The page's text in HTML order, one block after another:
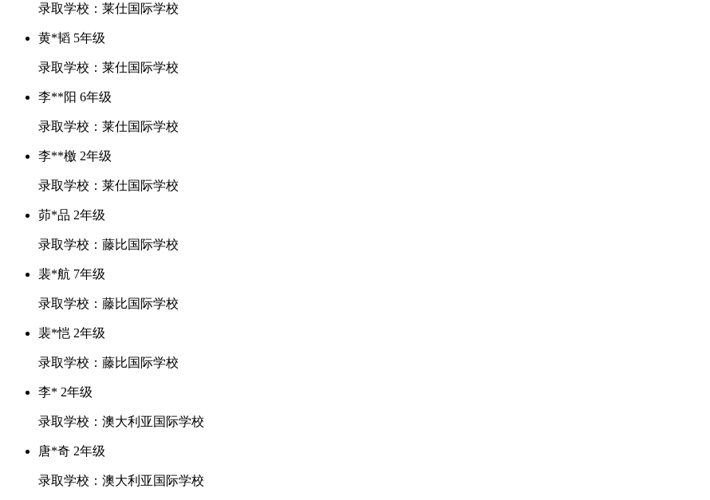
录取学校：莱仕国际学校
黄*韬 5年级
录取学校：莱仕国际学校
李**阳 6年级
录取学校：莱仕国际学校
李**檄 2年级
录取学校：莱仕国际学校
茆*品 2年级
录取学校：藤比国际学校
裴*航 7年级
录取学校：藤比国际学校
裴*恺 2年级
录取学校：藤比国际学校
李* 2年级
录取学校：澳大利亚国际学校
唐*奇 2年级
录取学校：澳大利亚国际学校